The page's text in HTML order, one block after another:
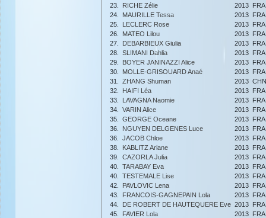
23.
RICHE Zélie 2013 FRA
24.
MAURILLE Tessa 2013 FRA
25.
LECLERC Rose 2013 FRA
26.
MATEO Lilou 2013 FRA
27.
DEBARBIEUX Giulia 2013 FRA
28.
SLIMANI Dahlia 2013 FRA
29.
BOYER JANINAZZI Alice 2013 FRA
30.
MOLLE-GRISOUARD Anaé 2013 FRA
31.
ZHANG Shuman 2013 CHN
32.
HAIFI Léa 2013 FRA
33.
LAVAGNA Naomie 2013 FRA
34.
VARIN Alice 2013 FRA
35.
GEORGE Oceane 2013 FRA
36.
NGUYEN DELGENES Luce 2013 FRA
36.
JACOB Chloe 2013 FRA
38.
KABLITZ Ariane 2013 FRA
39.
CAZORLA Julia 2013 FRA
40.
TARABAY Eva 2013 FRA
40.
TESTEMALE Lise 2013 FRA
42.
PAVLOVIC Lena 2013 FRA
43.
FRANCOIS-GAGNEPAIN Lola 2013 FRA
44.
DE ROBERT DE HAUTEQUERE Eve 2013 FRA
45.
FAVIER Lola 2013 FRA